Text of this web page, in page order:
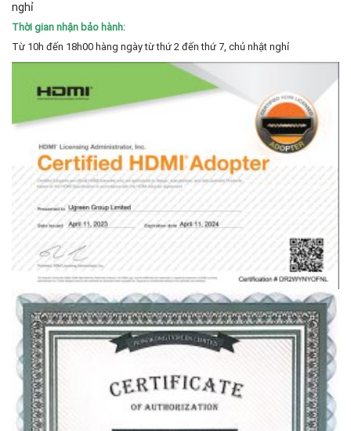
nghỉ
Thời gian nhận bảo hành:
Từ 10h đến 18h00 hàng ngày từ thứ 2 đến thứ 7, chủ nhật nghỉ